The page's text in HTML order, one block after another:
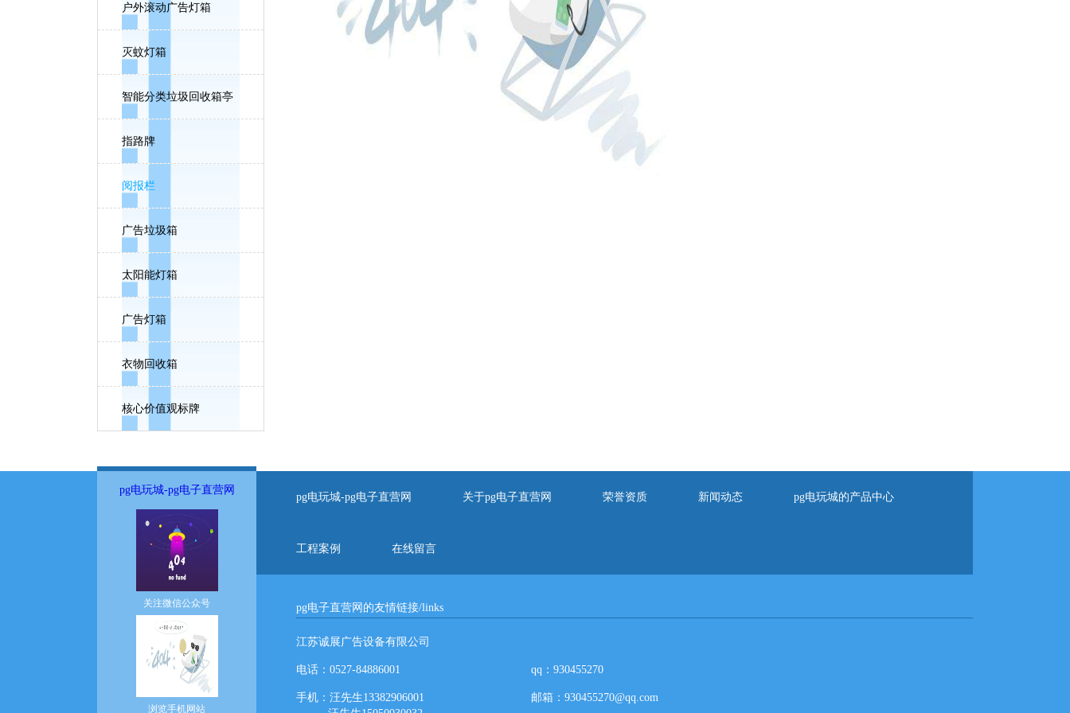
户外滚动广告灯箱
灭蚊灯箱
智能分类垃圾回收箱亭
指路牌
阅报栏
广告垃圾箱
太阳能灯箱
广告灯箱
衣物回收箱
核心价值观标牌
pg电玩城-pg电子直营网
关注微信公众号
浏览手机网站
pg电玩城-pg电子直营网 关于pg电子直营网 荣誉资质 新闻动态 pg电玩城的产品中心
工程案例 在线留言
pg电子直营网的友情链接/links
江苏诚展广告设备有限公司
电话：0527-84886001 qq：930455270
手机：汪先生13382906001
邮箱： 930455270@qq.com